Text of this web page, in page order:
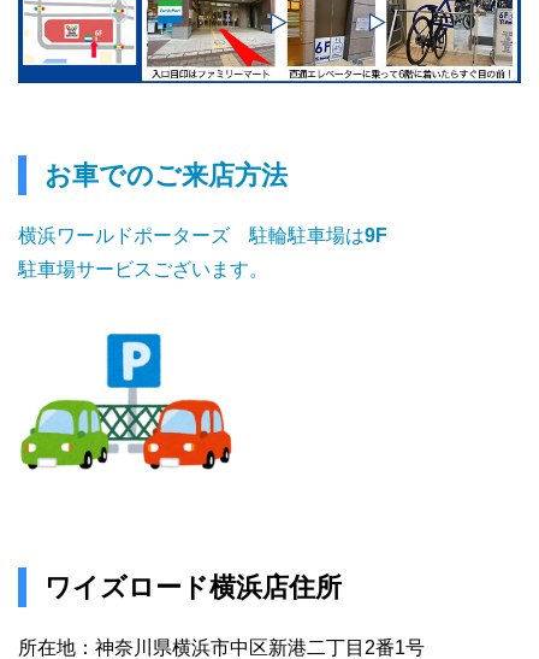
お車でのご来店方法
横浜ワールドポーターズ 駐輪駐車場は9F
駐車場サービスございます。
ワイズロード横浜店住所
所在地：神奈川県横浜市中区新港二丁目2番1号